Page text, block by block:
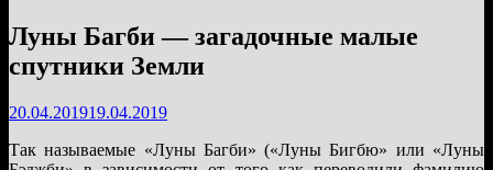
Луны Багби — загадочные малые
спутники Земли
20.04.201919.04.2019
Так называемые «Луны Багби» («Луны Бигбю» или «Луны